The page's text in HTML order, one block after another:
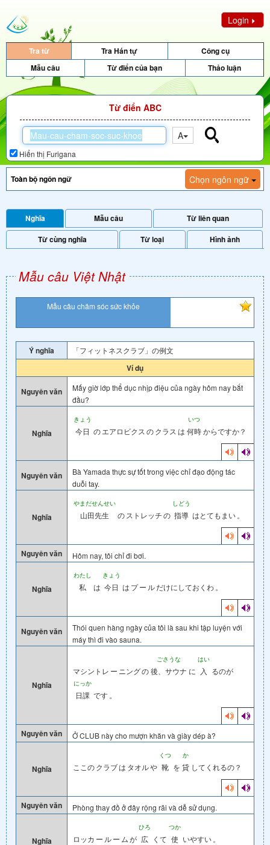
Login
Tra từ Tra Hán tự
Công cụ
Mẫu câu
Từ điển của bạn Thảo luận
Từ điển ABC
A
Hiển thị Furigana
Chọn ngôn ngữ
Nghĩa Mẫu câu
Từ liên quan
Từ cùng nghĩa
Từ loại Hình ảnh
Mẫu câu Việt Nhật
Mẫu câu chăm sóc sức khỏe
Ý nghĩa 「フィットネスクラブ」の例文
Ví dụ
Nguyên văn
Mấy giờ lớp thể dục nhịp điệu của ngày hôm nay bắt
đầu?
Nghĩa
きょう
今日 のエアロビクス のクラス は
いつ
何時からですか？
Nguyên văn
Bà Yamada thực sự tốt trong việc chỉ đạo động tác
duỗi tay.
Nghĩa
やまだせんせい
山田先生 の ストレッチの
しどう
指導 はとてもまい 。
Nguyên văn Hôm nay, tôi chỉ đi bơi.
Nghĩa
わたし
私 は
きょう
今日 は プー ルだけにしておくわ 。
Nguyên văn
Thói quen hàng ngày của tôi là sau khi tập luyện với
máy thì đi vào sauna.
Nghĩa
マシントレ ー ニングの
ごさうな
後、サウナ に
はい
入 るのが
にっか
日課 です 。
Nguyên văn Ở CLUB này cho mượn khăn và giày dép à?
Nghĩa ここのクラブは タオルや
くつ
靴 を
か
貸 してくれるの？
Nguyên văn Phòng thay đồ ở đây rộng rãi và dễ sử dụng.
Nghĩa ロッカ ー ルー ムが
ひろ
広 くて
つか
使 いやすい 。